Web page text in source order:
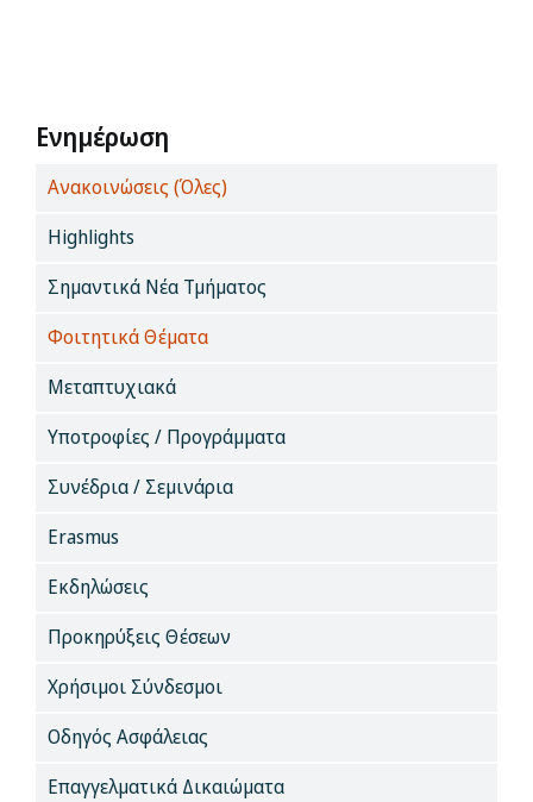
Ενημέρωση
Ανακοινώσεις (Όλες)
Highlights
Σημαντικά Νέα Τμήματος
Φοιτητικά Θέματα
Μεταπτυχιακά
Υποτροφίες / Προγράμματα
Συνέδρια / Σεμινάρια
Erasmus
Εκδηλώσεις
Προκηρύξεις Θέσεων
Χρήσιμοι Σύνδεσμοι
Οδηγός Ασφάλειας
Επαγγελματικά Δικαιώματα